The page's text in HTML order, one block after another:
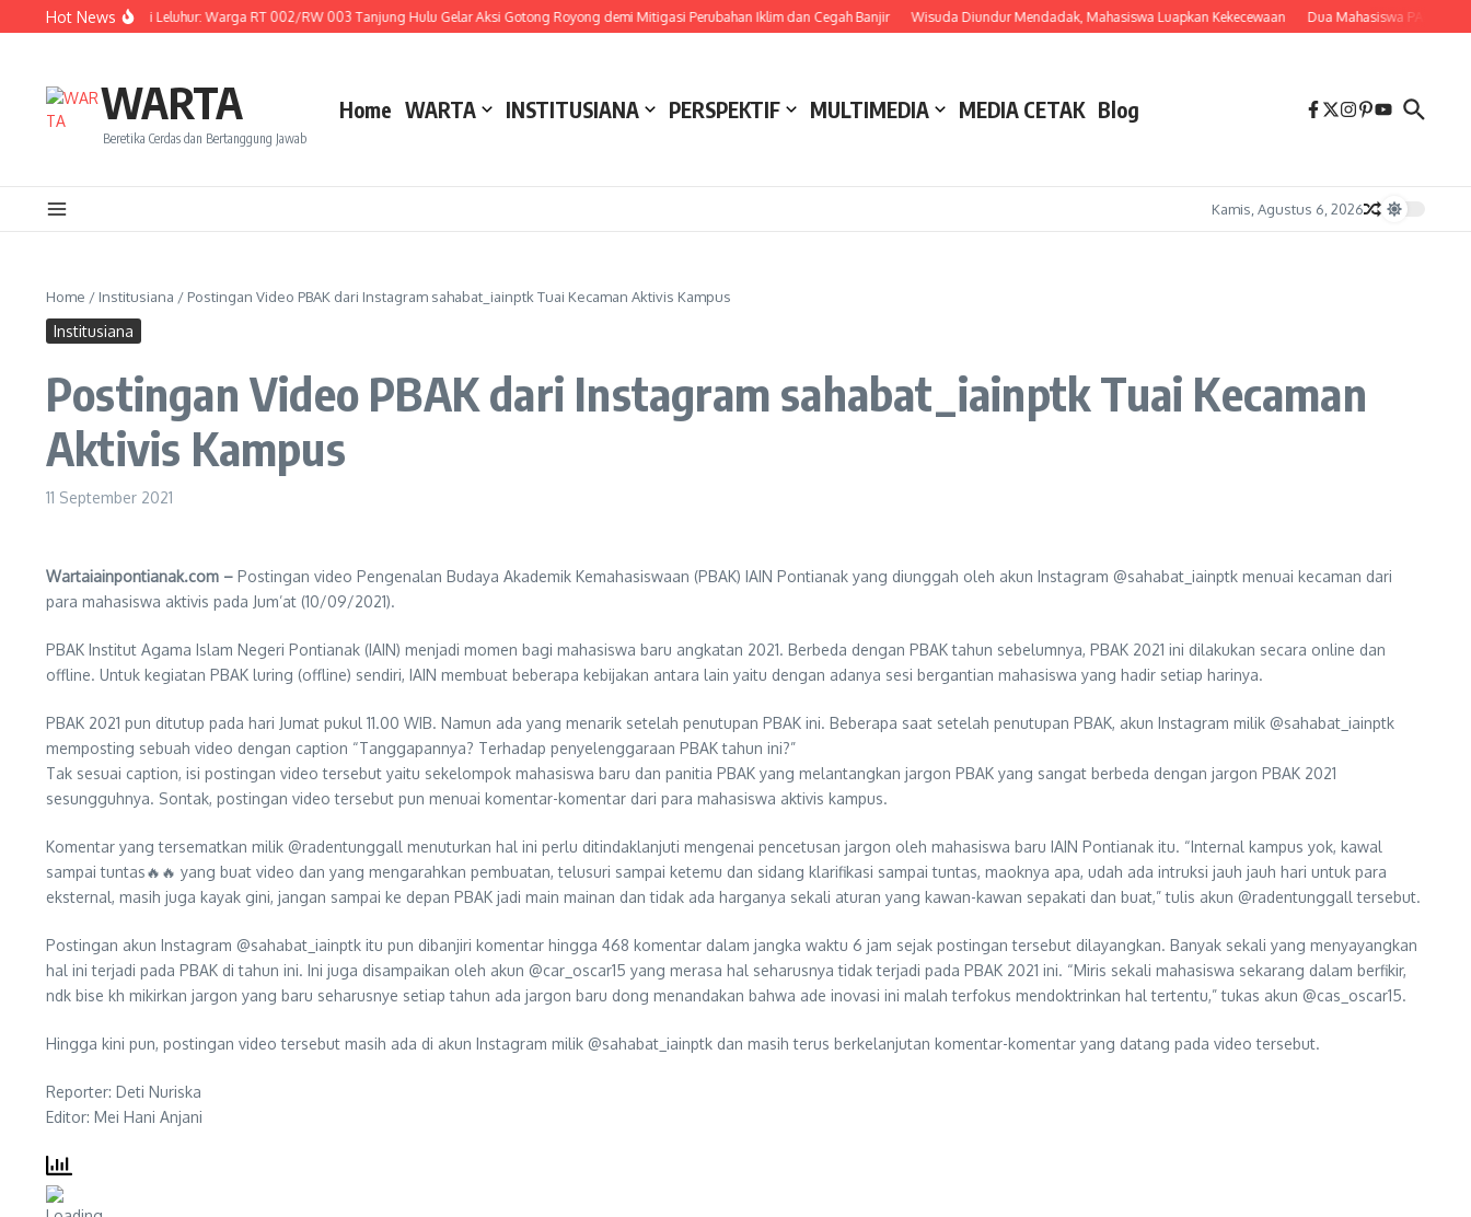
Lewati ke konten
Hot News
Menghidupkan Tradisi Leluhur: Warga RT 002/RW 003 Tanjung Hulu Gelar Aksi Gotong Royong demi Mitigasi Perubahan Iklim dan Cegah Banjir Wisuda Diundur Mendadak, Mahasiswa Luapkan Kekecewaan Dua Mahasiswa PAI IAIN
WARTA
Beretika Cerdas dan Bertanggung Jawab
Home WARTA INSTITUSIANA PERSPEKTIF MULTIMEDIA MEDIA CETAK Blog
Kamis, Agustus 6, 2026
Home / Institusiana / Postingan Video PBAK dari Instagram sahabat_iainptk Tuai Kecaman Aktivis Kampus
Institusiana
Postingan Video PBAK dari Instagram sahabat_iainptk Tuai Kecaman
Aktivis Kampus
11 September 2021
Wartaiainpontianak.com – Postingan video Pengenalan Budaya Akademik Kemahasiswaan (PBAK) IAIN Pontianak yang diunggah oleh akun Instagram @sahabat_iainptk menuai kecaman dari
para mahasiswa aktivis pada Jum’at (10/09/2021).
PBAK Institut Agama Islam Negeri Pontianak (IAIN) menjadi momen bagi mahasiswa baru angkatan 2021. Berbeda dengan PBAK tahun sebelumnya, PBAK 2021 ini dilakukan secara online dan
offline. Untuk kegiatan PBAK luring (offline) sendiri, IAIN membuat beberapa kebijakan antara lain yaitu dengan adanya sesi bergantian mahasiswa yang hadir setiap harinya.
PBAK 2021 pun ditutup pada hari Jumat pukul 11.00 WIB. Namun ada yang menarik setelah penutupan PBAK ini. Beberapa saat setelah penutupan PBAK, akun Instagram milik @sahabat_iainptk
memposting sebuah video dengan caption “Tanggapannya? Terhadap penyelenggaraan PBAK tahun ini?”
Tak sesuai caption, isi postingan video tersebut yaitu sekelompok mahasiswa baru dan panitia PBAK yang melantangkan jargon PBAK yang sangat berbeda dengan jargon PBAK 2021
sesungguhnya. Sontak, postingan video tersebut pun menuai komentar-komentar dari para mahasiswa aktivis kampus.
Komentar yang tersematkan milik @radentunggall menuturkan hal ini perlu ditindaklanjuti mengenai pencetusan jargon oleh mahasiswa baru IAIN Pontianak itu. “Internal kampus yok, kawal
sampai tuntas🔥🔥 yang buat video dan yang mengarahkan pembuatan, telusuri sampai ketemu dan sidang klarifikasi sampai tuntas, maoknya apa, udah ada intruksi jauh jauh hari untuk para
eksternal, masih juga kayak gini, jangan sampai ke depan PBAK jadi main mainan dan tidak ada harganya sekali aturan yang kawan-kawan sepakati dan buat,” tulis akun @radentunggall tersebut.
Postingan akun Instagram @sahabat_iainptk itu pun dibanjiri komentar hingga 468 komentar dalam jangka waktu 6 jam sejak postingan tersebut dilayangkan. Banyak sekali yang menyayangkan
hal ini terjadi pada PBAK di tahun ini. Ini juga disampaikan oleh akun @car_oscar15 yang merasa hal seharusnya tidak terjadi pada PBAK 2021 ini. “Miris sekali mahasiswa sekarang dalam berfikir,
ndk bise kh mikirkan jargon yang baru seharusnye setiap tahun ada jargon baru dong menandakan bahwa ade inovasi ini malah terfokus mendoktrinkan hal tertentu,” tukas akun @cas_oscar15.
Hingga kini pun, postingan video tersebut masih ada di akun Instagram milik @sahabat_iainptk dan masih terus berkelanjutan komentar-komentar yang datang pada video tersebut.
Reporter: Deti Nuriska
Editor: Mei Hani Anjani